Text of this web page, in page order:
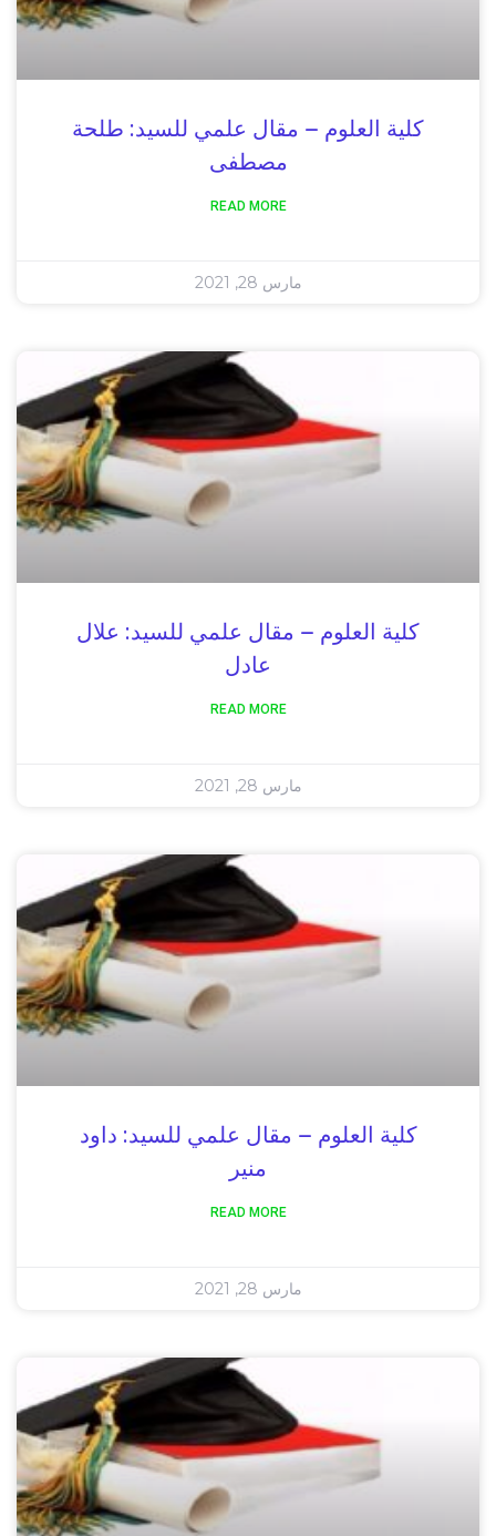
كلية العلوم – مقال علمي للسيد: طلحة
مصطفى
READ MORE
مارس 28, 2021
كلية العلوم – مقال علمي للسيد: علال
عادل
READ MORE
مارس 28, 2021
كلية العلوم – مقال علمي للسيد: داود
منير
READ MORE
مارس 28, 2021